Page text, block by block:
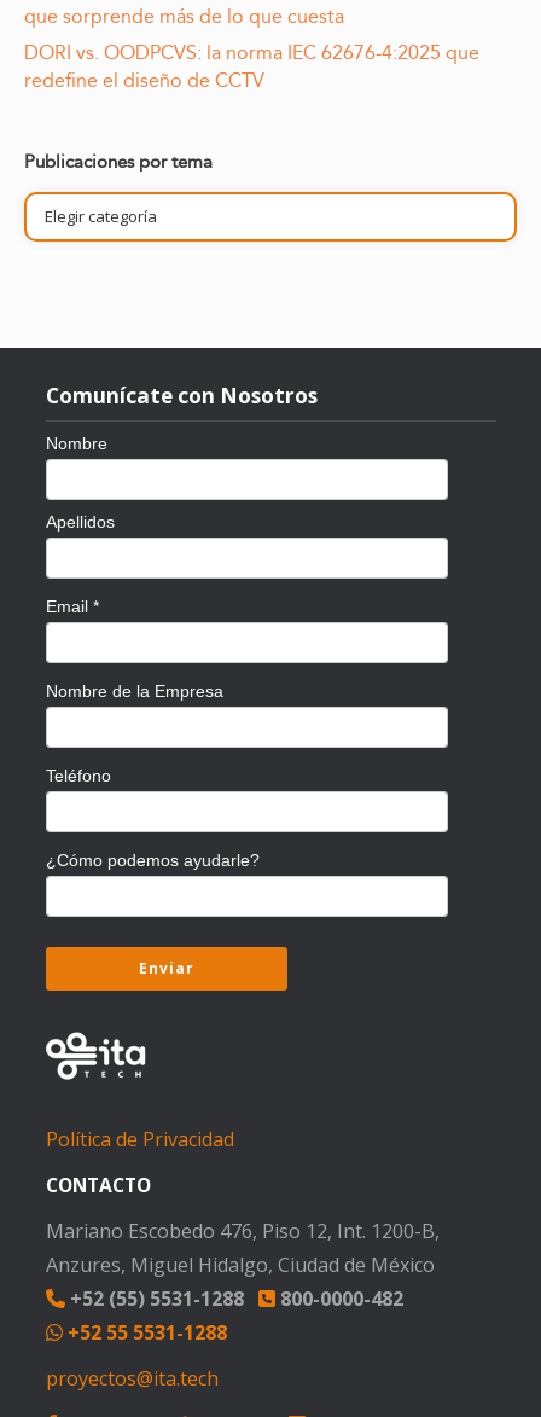
que sorprende más de lo que cuesta
DORI vs. OODPCVS: la norma IEC 62676-4:2025 que
redefine el diseño de CCTV
Publicaciones por tema
Publicaciones
por
tema
Comunícate con Nosotros
Nombre
Apellidos
Email *
Nombre de la Empresa
Teléfono
¿Cómo podemos ayudarle?
Política de Privacidad
CONTACTO
Mariano Escobedo 476, Piso 12, Int. 1200-B,
Anzures, Miguel Hidalgo, Ciudad de México
+52 (55) 5531-1288
800-0000-482
+52 55 5531-1288
proyectos@ita.tech